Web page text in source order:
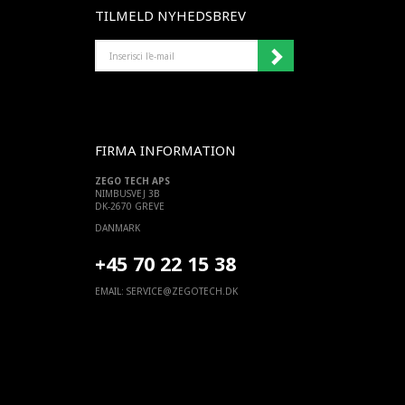
TILMELD NYHEDSBREV
MAIL
FIRMA INFORMATION
ZEGO TECH APS
NIMBUSVEJ 3B
DK-2670 GREVE
DANMARK
+45 70 22 15 38
EMAIL: SERVICE@ZEGOTECH.DK